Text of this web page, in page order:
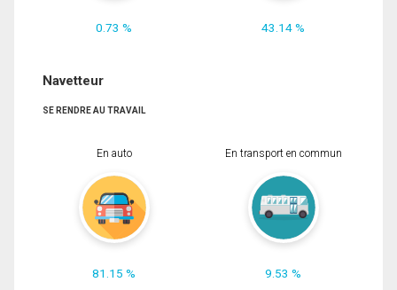
0.73 % 43.14 %
Navetteur
SE RENDRE AU TRAVAIL
En auto
81.15 %
En transport en commun
9.53 %